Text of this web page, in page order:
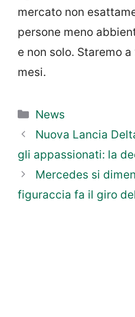
mercato non
persone meno
e non solo. Staremo
mesi.
Categorie
News
Nuova Lancia
gli appassionati: la
Mercedes si
figuraccia fa il giro